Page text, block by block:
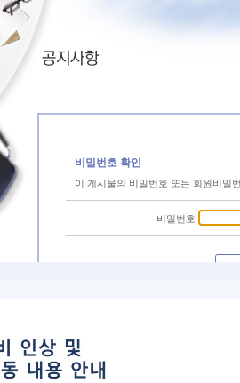
비밀번호 확인
이 게시물의 비밀번호 또는 회원비밀
비밀번호